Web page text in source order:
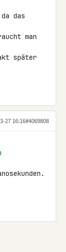
das
man
später
27 16:16#4069808